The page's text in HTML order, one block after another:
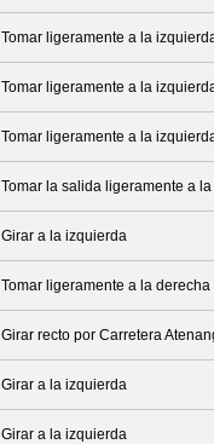
Tomar ligeramente a la
Tomar ligeramente a la
Tomar ligeramente a la
Tomar la salida ligeramente a
Girar a la izquierda
Tomar ligeramente a la derecha
Girar recto por Carretera
Girar a la izquierda
Girar a la izquierda